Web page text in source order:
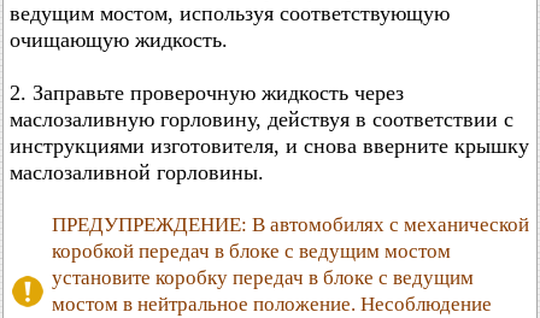
ведущим мостом, используя соответствующую
очищающую жидкость.
2. Заправьте проверочную жидкость через
маслозаливную горловину, действуя в соответствии с
инструкциями изготовителя, и снова вверните крышку
маслозаливной горловины.
ПРЕДУПРЕЖДЕНИЕ: В автомобилях с механической
коробкой передач в блоке с ведущим мостом
установите коробку передач в блоке с ведущим
мостом в нейтральное положение. Несоблюдение